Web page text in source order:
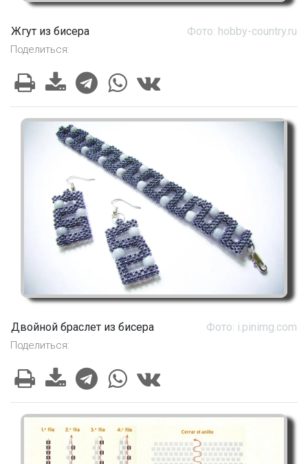
Жгут из бисера Фото: hobby-country.ru
Поделиться:
Двойной браслет из бисера Фото: i.pinimg.com
Поделиться: